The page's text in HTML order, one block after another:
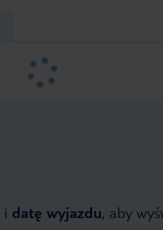
i datę wyjazdu, aby